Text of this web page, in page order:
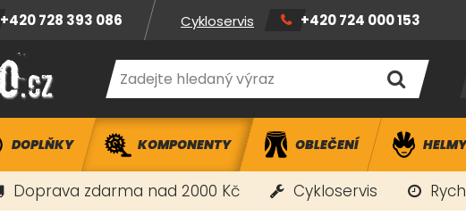
+420 728 393 086 Cykloservis +420 724 000 153
DOPLŇKY KOMPONENTY OBLEČENÍ HELMY
Doprava zdarma nad 2000 Kč Cykloservis